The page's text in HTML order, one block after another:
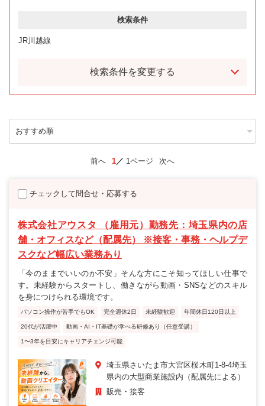
検索条件
JR川越線
検索条件を変更する
前へ 1 1ページ 次へ
チェックして問合せ・応募する
株式会社アウスタ （雇用元）勤務先：埼玉県内の店
舗・オフィスなど（配属先） ※接客・事務・ヘルプデ
スクなど幅広い業務あり
「今のままでいいのか不安」そんな方にこそ知ってほしい仕事で
す。未経験からスタートし、働きながら動画・SNSなどのスキル
を身につけられる環境です。
パソコン操作が苦手でもOK 完全週休2日 未経験歓迎 年間休日120日以上
20代が活躍中 動画・AI・IT基礎が学べる研修あり（任意受講）
1〜3年を目安にキャリアチェンジ可能
埼玉県さいたま市大宮区桜木町1-8-4埼玉
県内の大型商業施設内（配属先による）
販売・接客